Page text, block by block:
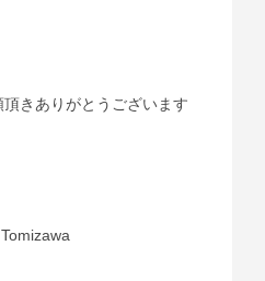
きありがとうございます